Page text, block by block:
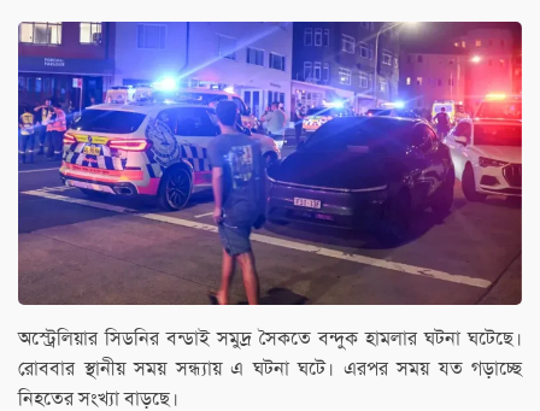
অস্ট্রেলিয়ার সিডনির বন্ডাই সমুদ্র সৈকতে বন্দুক হামলার ঘটনা ঘটেছে।
রোববার স্থানীয় সময় সন্ধ্যায় এ ঘটনা ঘটে। এরপর সময় যত গড়াচ্ছে
নিহতের সংখ্যা বাড়ছে।